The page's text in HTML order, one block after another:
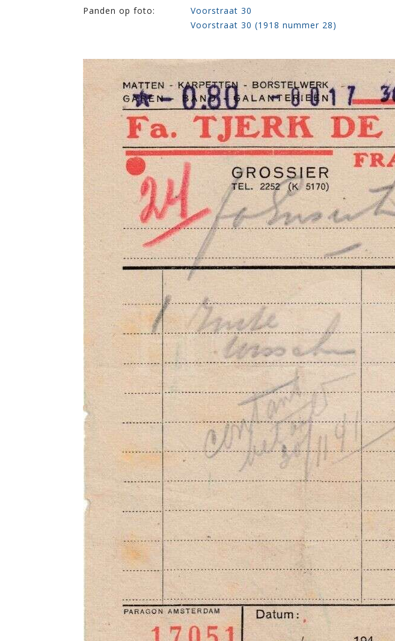
Panden op foto:
Voorstraat 30
Voorstraat 30 (1918 nummer 28)